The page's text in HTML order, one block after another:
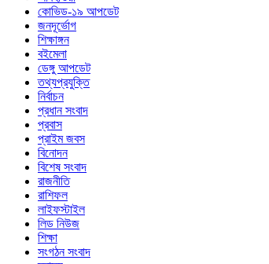
কোভিড-১৯ আপডেট
জনদূর্ভোগ
শিক্ষাঙ্গন
বইমেলা
ডেঙ্গু আপডেট
তথ্যপ্রযুক্তি
নির্বাচন
প্রধান সংবাদ
প্রবাস
প্রাইম জবস
বিনোদন
বিশেষ সংবাদ
রাজনীতি
রাশিফল
লাইফস্টাইল
লিড নিউজ
শিক্ষা
সংগঠন সংবাদ